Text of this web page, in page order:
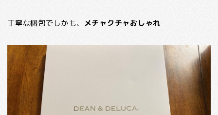
丁寧な梱包でしかも、 メチャクチャおしゃれ